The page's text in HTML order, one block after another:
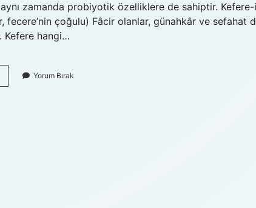
zamanda probiyotik özelliklere de sahiptir.
Kefere hangi…
Yorum Bırak